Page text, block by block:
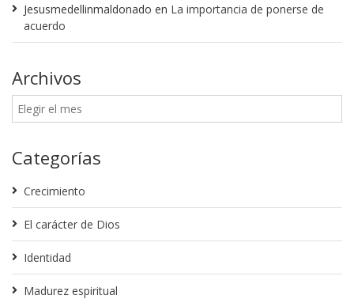
Jesusmedellinmaldonado en La importancia de ponerse de
acuerdo
Archivos
Categorías
Crecimiento
El carácter de Dios
Identidad
Madurez espiritual